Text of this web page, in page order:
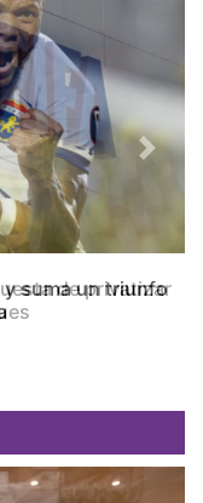
de privatizar
Next